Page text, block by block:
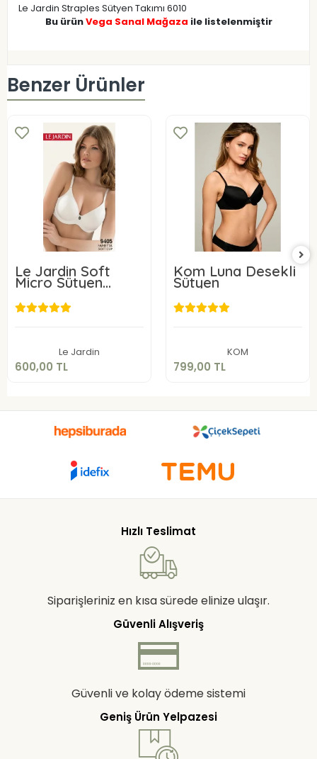
Le Jardin Straples Sütyen Takımı 6010
Bu ürünVega Sanal Mağaza ile listelenmiştir
Benzer Ürünler
Le Jardin Soft
Micro Sütyen
9405-C
Le Jardin
600,00 TL
600,00 TL
Kom Luna Desekli
Sütyen
KOM
799,00 TL
799,00 TL
Hızlı Teslimat
Siparişleriniz en kısa sürede elinize ulaşır.
Güvenli Alışveriş
Güvenli ve kolay ödeme sistemi
Geniş Ürün Yelpazesi